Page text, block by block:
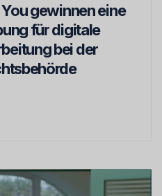
You gewinnen eine
für digitale
bei der